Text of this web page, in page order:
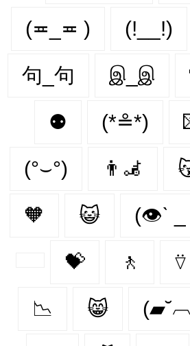
(≖_≖ ) (!__!)
句_句 இ_இ
⚉ (*≗*)
(°⌣°) 👨‍🦼‍️
🧡 😺 (👁ˋ
💝 🚶‍ ⍢
📉 😸